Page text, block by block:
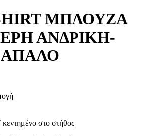
49.00€.είναι:
34.30€.
ΜΠΛΟΥΖΑ
ΑΝΔΡΙΚΗ-
ΑΠΑΛΟ
στο στήθος